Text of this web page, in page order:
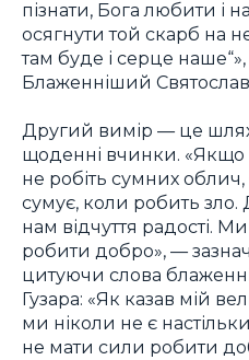
пізнати, Бога любити
осягнути той скарб на
там буде і серце
Блаженніший
Другий вимір — це
щоденні вчинки. «Якщо
не робіть сумних
сумує, коли робить
нам відчуття радості.
робити добро», —
цитуючи слова
Гузара: «Як казав мій
ми ніколи не є
не мати сили робити